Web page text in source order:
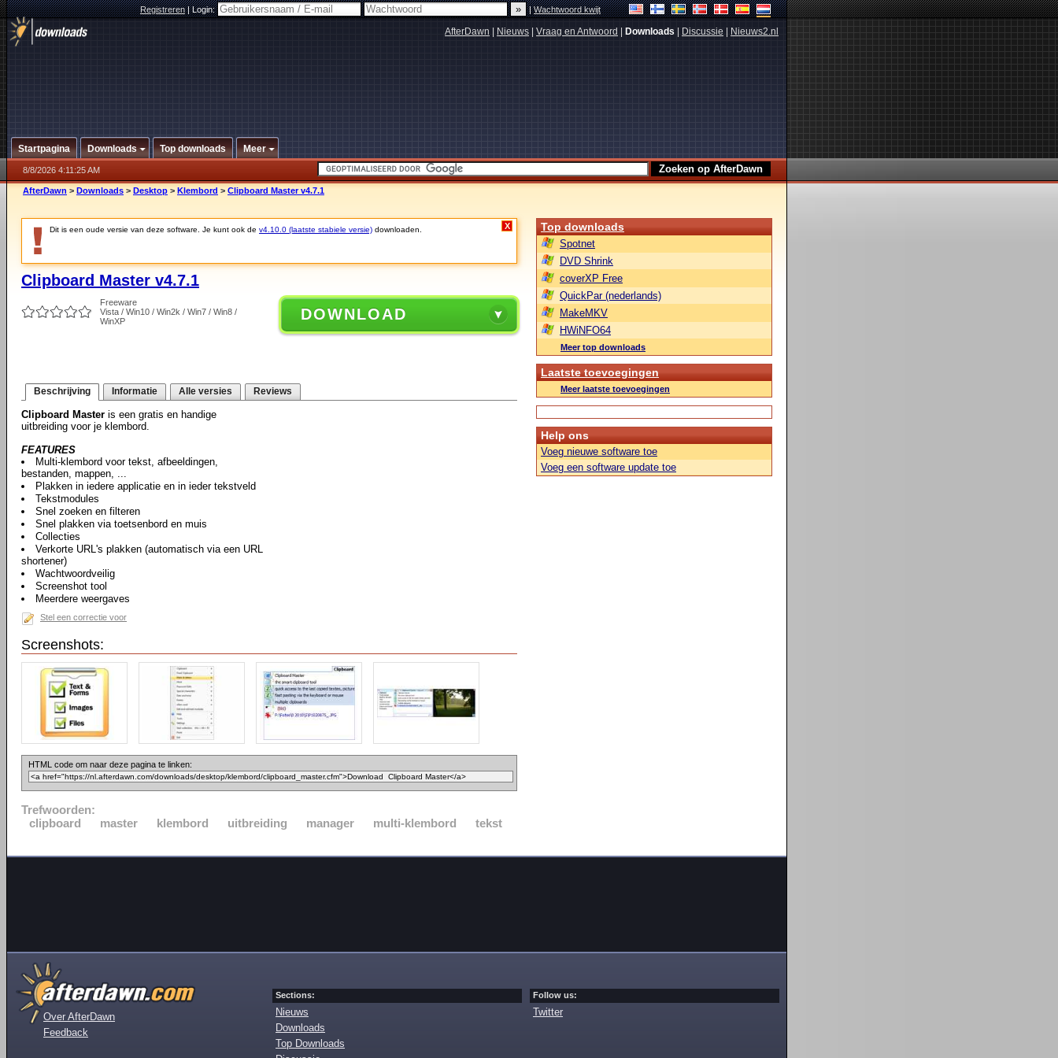
Registreren|Login: |Wachtwoord kwijt
AfterDawn Nieuws Vraag en Antwoord Downloads Discussie Nieuws2.nl
Startpagina Downloads Top downloads Meer
8/8/2026 4:11:25 AM
AfterDawn > Downloads > Desktop > Klembord > Clipboard Master v4.7.1
Dit is een oude versie van deze software. Je kunt ook de v4.10.0 (laatste stabiele versie) downloaden. X
Clipboard Master v4.7.1
Freeware
Vista / Win10 / Win2k / Win7 / Win8 /
WinXP
DOWNLOAD
Beschrijving Informatie Alle versies Reviews
Clipboard Master is een gratis en handige
uitbreiding voor je klembord.
FEATURES
Multi-klembord voor tekst, afbeeldingen,
bestanden, mappen, ...
Plakken in iedere applicatie en in ieder tekstveld
Tekstmodules
Snel zoeken en filteren
Snel plakken via toetsenbord en muis
Collecties
Verkorte URL's plakken (automatisch via een URL
shortener)
Wachtwoordveilig
Screenshot tool
Meerdere weergaves
Stel een correctie voor
Screenshots:
HTML code om naar deze pagina te linken:
Trefwoorden:
clipboard
master klembord uitbreiding manager multi-klembord tekst
Top downloads
Spotnet
DVD Shrink
coverXP Free
QuickPar (nederlands)
MakeMKV
HWiNFO64
Meer top downloads
Laatste toevoegingen
Meer laatste toevoegingen
Help ons
Voeg nieuwe software toe
Voeg een software update toe
Over AfterDawn
Feedback
Sections:
Nieuws
Downloads
Top Downloads
Follow us:
Twitter